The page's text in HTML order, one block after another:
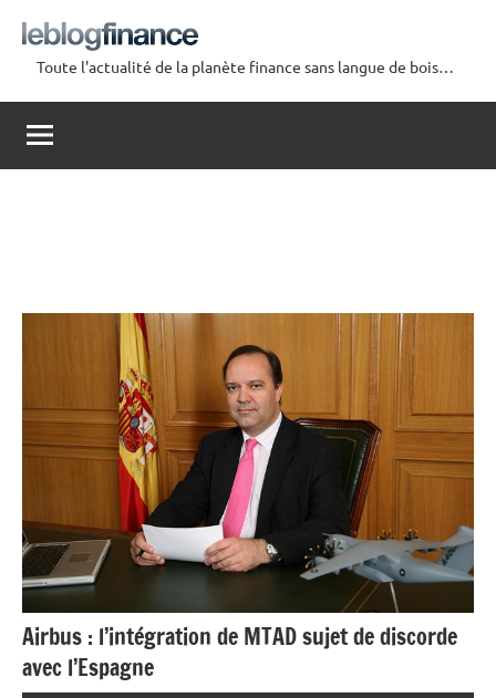
contenu
Le
Blog
Finance
Toute l'actualité de la planète finance sans langue de bois…
Airbus : l’intégration de MTAD sujet de discorde
avec l’Espagne